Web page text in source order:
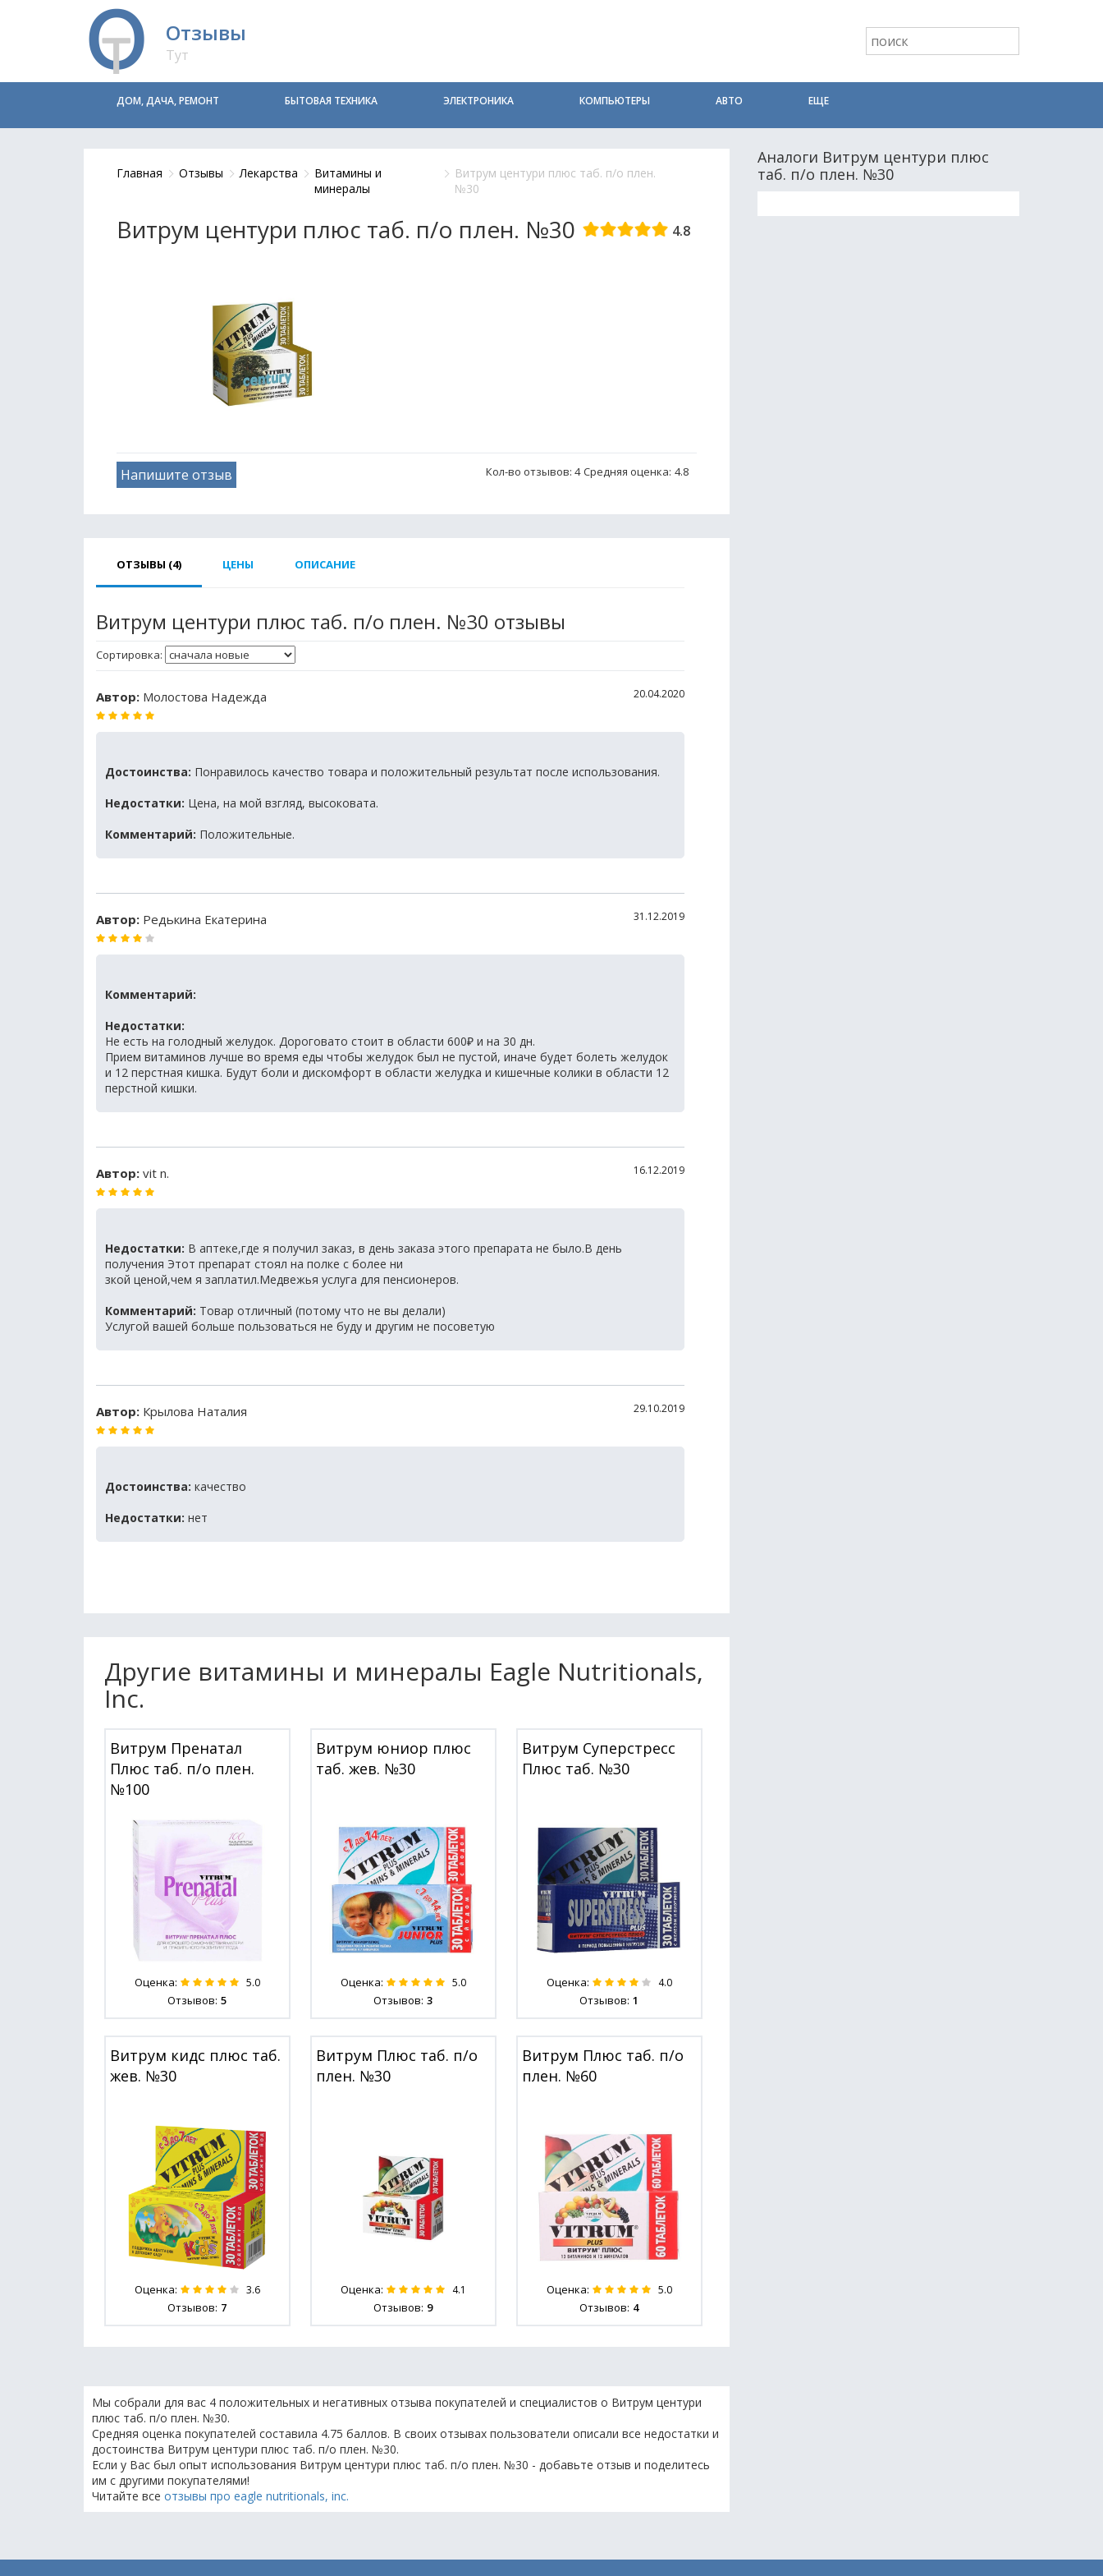
Отзывы
Тут
ДОМ, ДАЧА, РЕМОНТ БЫТОВАЯ ТЕХНИКА ЭЛЕКТРОНИКА КОМПЬЮТЕРЫ АВТО ЕЩЕ
Главная Отзывы Лекарства
Витамины и
минералы
Витрум центури плюс таб. п/о плен.
№30
Витрум центури плюс таб. п/о плен. №30 4.8
Кол-во отзывов: 4 Средняя оценка: 4.8
Напишите отзыв
ОТЗЫВЫ (4) ЦЕНЫ ОПИСАНИЕ
Витрум центури плюс таб. п/о плен. №30 отзывы
Сортировка:
Автор: Молостова Надежда 20.04.2020
Достоинства: Понравилось качество товара и положительный результат после использования.
Недостатки: Цена, на мой взгляд, высоковата.
Комментарий: Положительные.
Автор: Редькина Екатерина 31.12.2019
Комментарий:
Недостатки:
Не есть на голодный желудок. Дороговато стоит в области 600₽ и на 30 дн.
Прием витаминов лучше во время еды чтобы желудок был не пустой, иначе будет болеть желудок
и 12 перстная кишка. Будут боли и дискомфорт в области желудка и кишечные колики в области 12
перстной кишки.
Автор: vit n. 16.12.2019
Недостатки: В аптеке,где я получил заказ, в день заказа этого препарата не было.В день
получения Этот препарат стоял на полке с более ни
зкой ценой,чем я заплатил.Медвежья услуга для пенсионеров.
Комментарий: Товар отличный (потому что не вы делали)
Услугой вашей больше пользоваться не буду и другим не посоветую
Автор: Крылова Наталия 29.10.2019
Достоинства: качество
Недостатки: нет
Другие витамины и минералы Eagle Nutritionals,
Inc.
Витрум Пренатал
Плюс таб. п/о плен.
№100
Оценка: 5.0
Отзывов: 5
Витрум юниор плюс
таб. жев. №30
Оценка: 5.0
Отзывов: 3
Витрум Суперстресс
Плюс таб. №30
Оценка: 4.0
Отзывов: 1
Витрум кидс плюс таб.
жев. №30
Оценка: 3.6
Отзывов: 7
Витрум Плюс таб. п/о
плен. №30
Оценка: 4.1
Отзывов: 9
Витрум Плюс таб. п/о
плен. №60
Оценка: 5.0
Отзывов: 4
Мы собрали для вас 4 положительных и негативных отзыва покупателей и специалистов о Витрум центури
плюс таб. п/о плен. №30.
Средняя оценка покупателей составила 4.75 баллов. В своих отзывах пользователи описали все недостатки и
достоинства Витрум центури плюс таб. п/о плен. №30.
Если у Вас был опыт использования Витрум центури плюс таб. п/о плен. №30 - добавьте отзыв и поделитесь
им с другими покупателями!
Читайте все отзывы про eagle nutritionals, inc.
Аналоги Витрум центури плюс
таб. п/о плен. №30